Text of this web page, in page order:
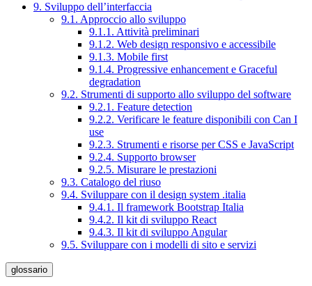
9. Sviluppo dell’interfaccia
9.1. Approccio allo sviluppo
9.1.1. Attività preliminari
9.1.2. Web design responsivo e accessibile
9.1.3. Mobile first
9.1.4. Progressive enhancement e Graceful
degradation
9.2. Strumenti di supporto allo sviluppo del software
9.2.1. Feature detection
9.2.2. Verificare le feature disponibili con Can I
use
9.2.3. Strumenti e risorse per CSS e JavaScript
9.2.4. Supporto browser
9.2.5. Misurare le prestazioni
9.3. Catalogo del riuso
9.4. Sviluppare con il design system .italia
9.4.1. Il framework Bootstrap Italia
9.4.2. Il kit di sviluppo React
9.4.3. Il kit di sviluppo Angular
9.5. Sviluppare con i modelli di sito e servizi
glossario